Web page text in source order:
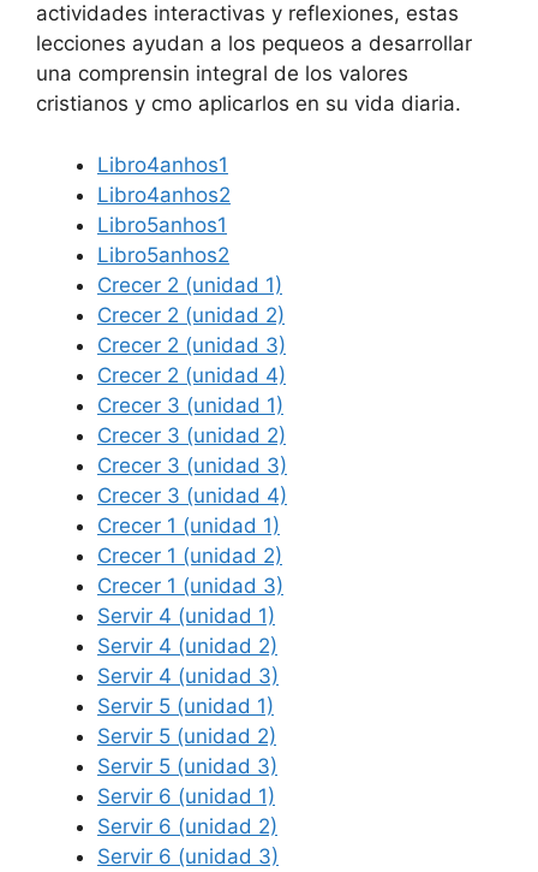
actividades interactivas y reflexiones, estas
lecciones ayudan a los pequeos a desarrollar
una comprensin integral de los valores
cristianos y cmo aplicarlos en su vida diaria.
Libro4anhos1
Libro4anhos2
Libro5anhos1
Libro5anhos2
Crecer 2 (unidad 1)
Crecer 2 (unidad 2)
Crecer 2 (unidad 3)
Crecer 2 (unidad 4)
Crecer 3 (unidad 1)
Crecer 3 (unidad 2)
Crecer 3 (unidad 3)
Crecer 3 (unidad 4)
Crecer 1 (unidad 1)
Crecer 1 (unidad 2)
Crecer 1 (unidad 3)
Servir 4 (unidad 1)
Servir 4 (unidad 2)
Servir 4 (unidad 3)
Servir 5 (unidad 1)
Servir 5 (unidad 2)
Servir 5 (unidad 3)
Servir 6 (unidad 1)
Servir 6 (unidad 2)
Servir 6 (unidad 3)